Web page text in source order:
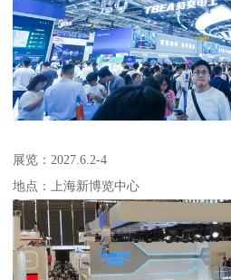
展览：2027.6.2-4
地点：上海新博览中心